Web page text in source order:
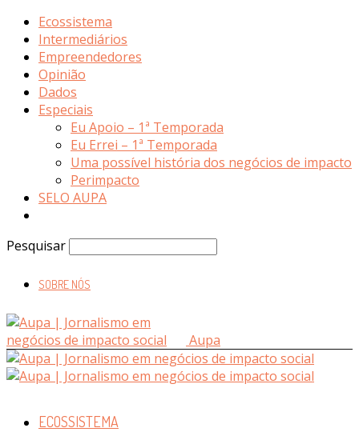
Ecossistema
Intermediários
Empreendedores
Opinião
Dados
Especiais
Eu Apoio – 1ª Temporada
Eu Errei – 1ª Temporada
Uma possível história dos negócios de impacto
Perimpacto
SELO AUPA
Pesquisar
SOBRE NÓS
Aupa
ECOSSISTEMA